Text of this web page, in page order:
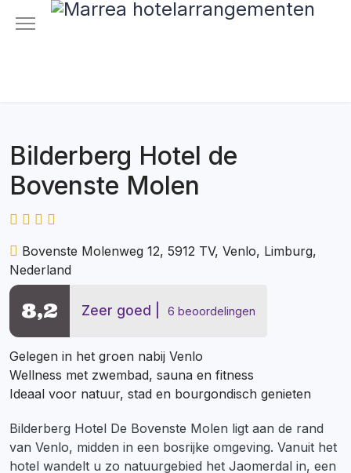
Bilderberg Hotel de
Bovenste Molen
Bovenste Molenweg 12, 5912 TV, Venlo, Limburg,
Nederland
Zeer goed 6 beoordelingen
8,2
Gelegen in het groen nabij Venlo
Wellness met zwembad, sauna en fitness
Ideaal voor natuur, stad en bourgondisch genieten
Bilderberg Hotel De Bovenste Molen ligt aan de rand
van Venlo, midden in een bosrijke omgeving. Vanuit het
hotel wandelt u zo natuurgebied het Jaomerdal in, een